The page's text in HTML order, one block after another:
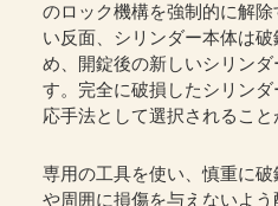
のロック機構を強制的に解
い反面、シリンダー本体は
め、開錠後の新しいシリン
す。完全に破損したシリン
応手法として選択されること
専用の工具を使い、慎重に
や周囲に損傷を与えないよ